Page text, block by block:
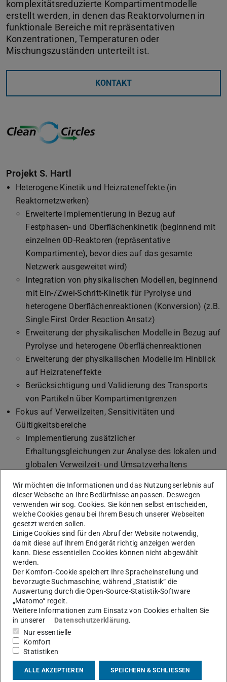
komplexitätsreduzierte Kompartimentmodelle
erstellt werden, in denen das Reaktorvolumen in
funktionale Bereiche mit repräsentativen
Konzentrationen, Temperaturen oder
Mischungszuständen unterteilt ist.
KONTAKT
Projekt S. Hartl
Heterogene Kinetik und Heizrateneffekte (in
Reaktornetzwerken)
Erweiterte Implementierung in Bezug auf
Festphasen- und Oberflächenkinetik (beginnend mit
einzelnen 0D-Reaktoren (repräsentative
Kompartimente), bevor dies auf das gesamte
Netzwerk ausgeweitet wird)
Integration von physikalischen Modellen, beginnend
mit Ein-/Zwei-Schritt-Kinetik für Pyrolyse und
heterogene Oberflächenreaktionen (Konversion) (z.B.
Single First Order Reaction Ansatz)
Erweiterung der physikalischen Modelle in Bezug auf
Pyrolyse und heterogene Oberflächenreaktionen
Erweiterung der physikalischen Modelle im Hinblick
auf Heizrateneffekte
Berücksichtigung und Validierung des Transports
von Partikeln über Kompartimentgrenzen
Fokus auf Verweilzeiten, Sensitivitäten und
Gültigkeitsbereiche
Implementierung zusätzlicher
Erhaltungsgleichungen zur Analyse des lokalen und
globalen Verweilzeit- und Umsatzverhaltens
Analyse der Sensitivitäten von Reaktornetzwerken
bezüglich Wärme, Strömung und Verweilzeiten
Project D. Bothe
Skalenreduzierte Modellierung reaktiver Strömungen
mittels (funktionaler) Kompartimentmodellierung
Verfahren zur (halb-)automatischen Erkennung
funktionaler Kompartimente in CFD-Simulationen
Methoden zur Analyse und Bewertung der lokalen
Durchmischungsqualität
Entwicklung und Anwendung erweiterter
Modellnetzelemente z.B. axiales Dispersionsmodell
mit anisotroper Dispersion
Rechnerische Analyse von monodispersen
Partikelströmen in prototypischen Reaktorelementen
Numerische Modellierung chemisch reaktiver
Wir möchten die Informationen und das Nutzungserlebnis auf
dieser Webseite an Ihre Bedürfnisse anpassen. Deswegen
verwenden wir sog. Cookies. Sie können selbst entscheiden,
welche Cookies genau bei Ihrem Besuch unserer Webseiten
gesetzt werden sollen.
Einige Cookies sind für den Abruf der Website notwendig,
damit diese auf Ihrem Endgerät richtig anzeigen werden
kann. Diese essentiellen Cookies können nicht abgewählt
werden.
Der Komfort-Cookie speichert Ihre Spracheinstellung und
bevorzugte Suchmaschine, während „Statistik“ die
Auswertung durch die Open-Source-Statistik-Software
„Matomo“ regelt.
Weitere Informationen zum Einsatz von Cookies erhalten Sie
in unserer
Datenschutzerklärung.
Nur essentielle
Komfort
Statistiken
ALLE AKZEPTIEREN SPEICHERN & SCHLIESSEN